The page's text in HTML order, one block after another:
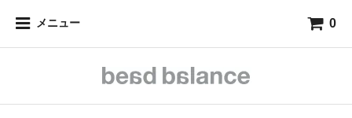
メニュー 0